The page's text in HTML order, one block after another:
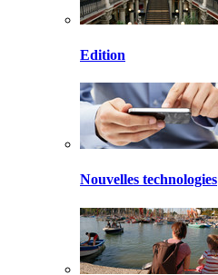
Edition
Nouvelles technologies